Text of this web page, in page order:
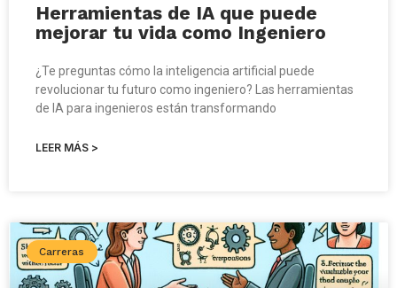
Herramientas de IA que puede
mejorar tu vida como Ingeniero
¿Te preguntas cómo la inteligencia artificial puede
revolucionar tu futuro como ingeniero? Las herramientas
de IA para ingenieros están transformando
LEER MÁS >
Carreras